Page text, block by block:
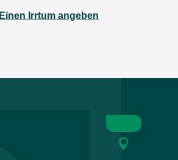
Einen Irrtum angeben